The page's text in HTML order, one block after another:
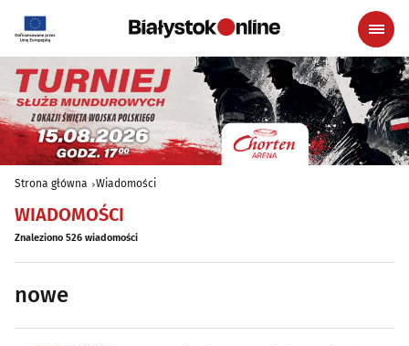
Strona główna Wiadomości
WIADOMOŚCI
Znaleziono 526 wiadomości
nowe